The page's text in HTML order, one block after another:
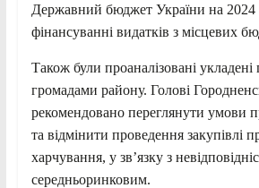
Державний бюджет України на 2024
фінансуванні видатків з місцевих
Також були проаналізовані укладені
громадами району. Голові
рекомендовано переглянути умови
та відмінити проведення закупівлі
харчування, у зв’язку з
середньоринковим.